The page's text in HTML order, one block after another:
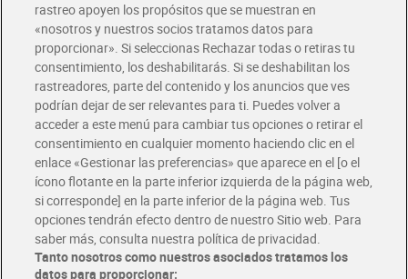
Glovo y Uber Eats
Solicita tu factura de Glovo o Uber Eats
Únete al CLUB Dia
Disfruta las ventajas y ofertas exclusivas.
Descárgate la APP Dia
Folletos y Tiendas
Descubre las mejores ofertas y busca tu tienda más cercana
Tarjeta MaX Dia
Te devuelve hasta 8€/mes de tus compras.
rastreo apoyen los propósitos que se muestran en
«nosotros y nuestros socios tratamos datos para
proporcionar». Si seleccionas Rechazar todas o retiras tu
consentimiento, los deshabilitarás. Si se deshabilitan los
rastreadores, parte del contenido y los anuncios que ves
podrían dejar de ser relevantes para ti. Puedes volver a
acceder a este menú para cambiar tus opciones o retirar el
consentimiento en cualquier momento haciendo clic en el
enlace «Gestionar las preferencias» que aparece en el [o el
ícono flotante en la parte inferior izquierda de la página web,
si corresponde] en la parte inferior de la página web. Tus
opciones tendrán efecto dentro de nuestro Sitio web. Para
saber más, consulta nuestra política de privacidad.
Tanto nosotros como nuestros asociados tratamos los
datos para proporcionar: